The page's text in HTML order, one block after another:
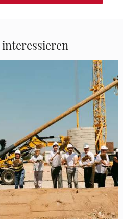
interessieren